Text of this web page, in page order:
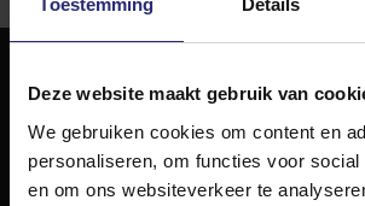
Toestemming Details
Deze website maakt gebruik van
We gebruiken cookies om content en
personaliseren, om functies voor social
en om ons websiteverkeer te
NET Makelaars
NET Makelaars is een modern
decennialange ervaring in het vak en
van de huizenmarkt in Haarlem en